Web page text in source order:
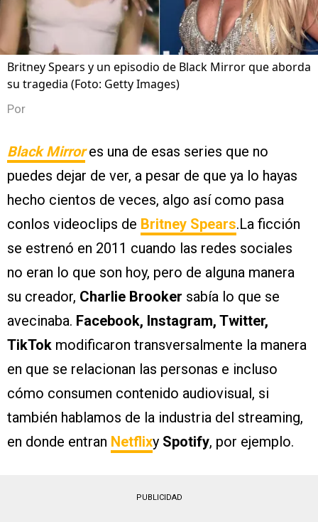
Britney Spears y un episodio de Black Mirror que aborda
su tragedia (Foto: Getty Images)
Por
Black Mirrores una de esas series que no
puedes dejar de ver, a pesar de que ya lo hayas
hecho cientos de veces, algo así como pasa
conlos videoclips de Britney Spears.La ficción
se estrenó en 2011 cuando las redes sociales
no eran lo que son hoy, pero de alguna manera
su creador, Charlie Brooker sabía lo que se
avecinaba. Facebook, Instagram, Twitter,
TikTok modificaron transversalmente la manera
en que se relacionan las personas e incluso
cómo consumen contenido audiovisual, si
también hablamos de la industria del streaming,
en donde entran Netflixy Spotify, por ejemplo.
PUBLICIDAD